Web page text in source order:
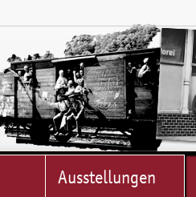
Ausstellungen